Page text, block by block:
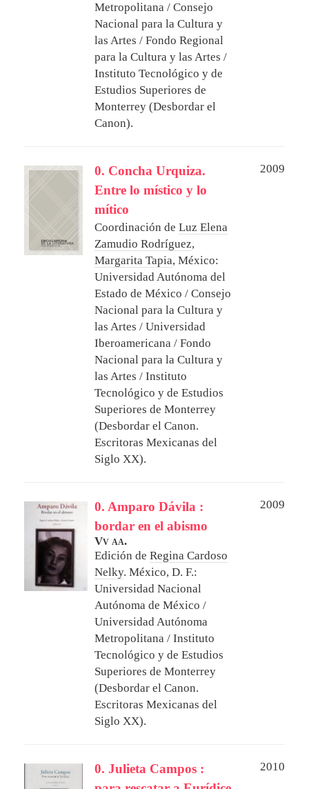
Metropolitana / Consejo
Nacional para la Cultura y
las Artes / Fondo Regional
para la Cultura y las Artes /
Instituto Tecnológico y de
Estudios Superiores de
Monterrey (Desbordar el
Canon).
0. Concha Urquiza.
Entre lo místico y lo
mítico
2009
Coordinación de Luz Elena
Zamudio Rodríguez,
Margarita Tapia, México:
Universidad Autónoma del
Estado de México / Consejo
Nacional para la Cultura y
las Artes / Universidad
Iberoamericana / Fondo
Nacional para la Cultura y
las Artes / Instituto
Tecnológico y de Estudios
Superiores de Monterrey
(Desbordar el Canon.
Escritoras Mexicanas del
Siglo XX).
0. Amparo Dávila :
bordar en el abismo
2009
Vv aa.
Edición de Regina Cardoso
Nelky. México, D. F.:
Universidad Nacional
Autónoma de México /
Universidad Autónoma
Metropolitana / Instituto
Tecnológico y de Estudios
Superiores de Monterrey
(Desbordar el Canon.
Escritoras Mexicanas del
Siglo XX).
0. Julieta Campos :
2010